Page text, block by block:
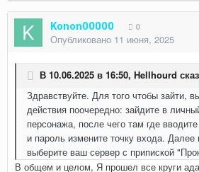
Konon00000 0
Опубликовано 11 июня, 2025
В 10.06.2025 в 16:50, Hellhourd
Здравствуйте. Для того чтобы зайти,
действия поочередно: зайдите в
персонажа, после чего там где
и пароль измените точку входа. Далее
выберите ваш сервер с припиской
В общем и целом, Я прошел все круги